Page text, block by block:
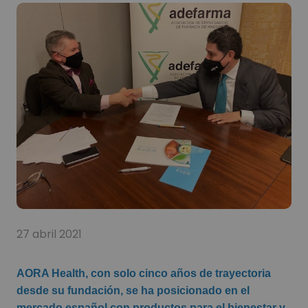
27 abril 2021
AORA Health, con solo cinco años de trayectoria
desde su fundación, se ha posicionado en el